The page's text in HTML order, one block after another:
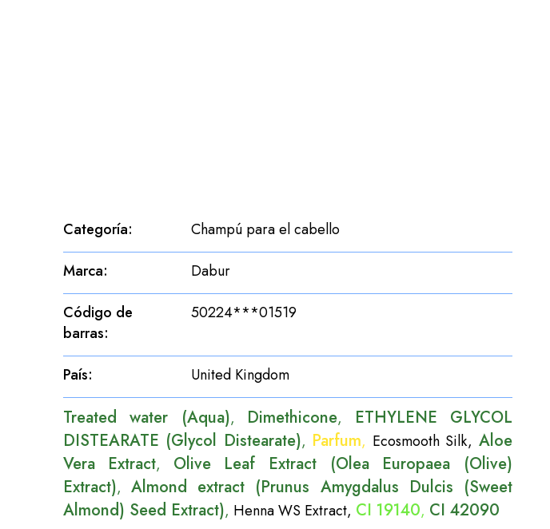
Categoría:
Champú para el cabello
Marca:
Dabur
Código de
barras:
50224***01519
País: United Kingdom
Treated water (Aqua), Dimethicone, ETHYLENE GLYCOL
DISTEARATE (Glycol Distearate), Parfum, Ecosmooth Silk,Aloe
Vera Extract, Olive Leaf Extract (Olea Europaea (Olive)
Extract), Almond extract (Prunus Amygdalus Dulcis (Sweet
Almond) Seed Extract), Henna WS Extract, CI 19140, CI 42090